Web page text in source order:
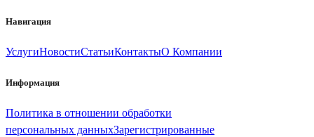
Навигация
УслугиНовостиСтатьиКонтактыО Компании
Информация
Политика в отношении обработки
персональных данныхЗарегистрированные